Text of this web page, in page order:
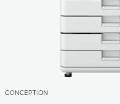
CONCEPTION